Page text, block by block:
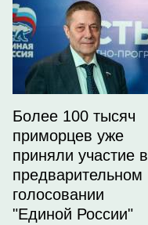
Более 100 тысяч
приморцев уже
приняли участие в
предварительном
голосовании
"Единой России"